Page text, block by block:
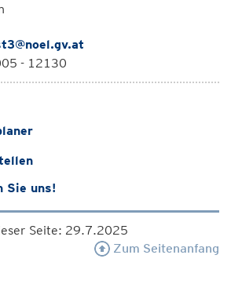
- 12130
Sie uns!
Seite: 29.7.2025
Zum Seitenanfang